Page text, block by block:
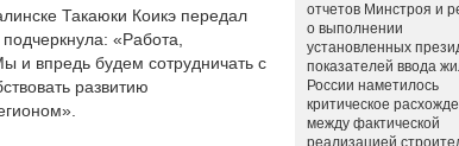
Такаюки Коикэ передал
«Работа,
и впредь будем сотрудничать с
развитию
отчетов Минстроя и
о выполнении
установленных
показателей ввода
России наметилось
критическое
между фактической
реализацией